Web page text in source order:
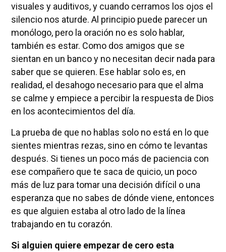
visuales y auditivos, y cuando cerramos los ojos el
silencio nos aturde. Al principio puede parecer un
monólogo, pero la oración no es solo hablar,
también es estar. Como dos amigos que se
sientan en un banco y no necesitan decir nada para
saber que se quieren. Ese hablar solo es, en
realidad, el desahogo necesario para que el alma
se calme y empiece a percibir la respuesta de Dios
en los acontecimientos del día.
La prueba de que no hablas solo no está en lo que
sientes mientras rezas, sino en cómo te levantas
después. Si tienes un poco más de paciencia con
ese compañero que te saca de quicio, un poco
más de luz para tomar una decisión difícil o una
esperanza que no sabes de dónde viene, entonces
es que alguien estaba al otro lado de la línea
trabajando en tu corazón.
Si alguien quiere empezar de cero esta